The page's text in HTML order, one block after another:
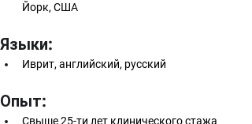
Йорк, США
Языки:
Иврит, английский, русский
Опыт:
Свыше 25-ти лет клинического стажа